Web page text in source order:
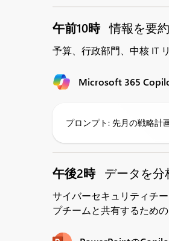
午前10時 情報を要
予算、行政部門、中核 IT
Microsoft 365
プロンプト: 先月の戦略計
午後2時 データを分
サイバーセキュリティチ
プチームと共有するため